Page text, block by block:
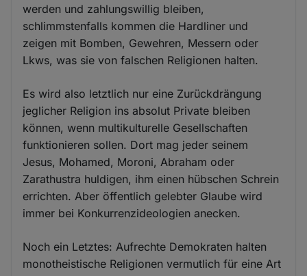
werden und zahlungswillig bleiben,
schlimmstenfalls kommen die Hardliner und
zeigen mit Bomben, Gewehren, Messern oder
Lkws, was sie von falschen Religionen halten.
Es wird also letztlich nur eine Zurückdrängung
jeglicher Religion ins absolut Private bleiben
können, wenn multikulturelle Gesellschaften
funktionieren sollen. Dort mag jeder seinem
Jesus, Mohamed, Moroni, Abraham oder
Zarathustra huldigen, ihm einen hübschen Schrein
errichten. Aber öffentlich gelebter Glaube wird
immer bei Konkurrenzideologien anecken.
Noch ein Letztes: Aufrechte Demokraten halten
monotheistische Religionen vermutlich für eine Art